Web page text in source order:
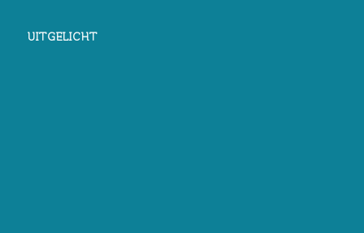
UITGELICHT